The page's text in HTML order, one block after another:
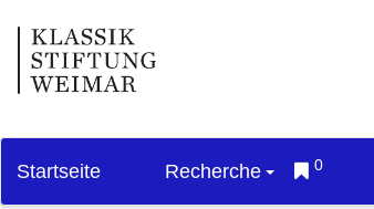
Startseite Recherche 0